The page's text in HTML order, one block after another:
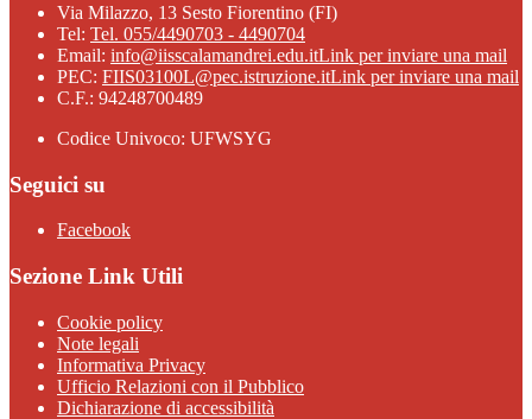
Via Milazzo, 13 Sesto Fiorentino (FI)
Tel: Tel. 055/4490703 - 4490704
Email: info@iisscalamandrei.edu.itLink per inviare una mail
PEC: FIIS03100L@pec.istruzione.itLink per inviare una mail
C.F.: 94248700489
Codice Univoco: UFWSYG
Seguici su
Facebook
Sezione Link Utili
Cookie policy
Note legali
Informativa Privacy
Ufficio Relazioni con il Pubblico
Dichiarazione di accessibilità